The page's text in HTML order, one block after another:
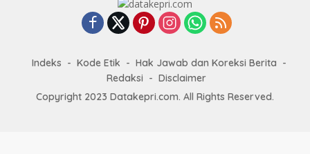
Indeks Kode Etik
Hak Jawab dan Koreksi Berita
Redaksi
Disclaimer
Copyright 2023 Datakepri.com. All Rights Reserved.